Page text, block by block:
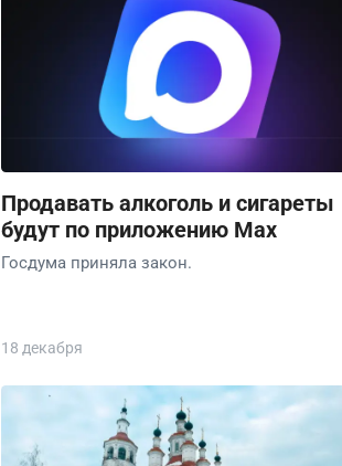
Продавать алкоголь и сигареты
будут по приложению Max
Госдума приняла закон.
18 декабря